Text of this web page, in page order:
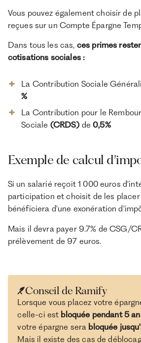
Vous pouvez également choisir de
reçues sur un Compte Épargne
Dans tous les cas, ces primes
cotisations sociales :
La Contribution Sociale
%
La Contribution pour le
Sociale (CRDS) de0,5%
Exemple de calcul
Si un salarié reçoit 1 000 euros
participation et choisit de les placer
bénéficiera d'une exonération
Mais il devra payer 9.7% de CSG/
prélèvement de 97 euros.
Conseil de Ramify
Lorsque vous placez votre
celle-ci est bloquée pendant 5
votre épargne sera bloquée
Mais il existe des cas de